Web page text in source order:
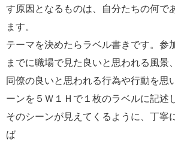
す原因となるものは、自分たちの何で
ます。
テーマを決めたらラベル書きです。参
までに職場で見た良いと思われる風景
同僚の良いと思われる行為や行動を思
ーンを５Ｗ１Ｈで１枚のラベルに記述
そのシーンが見えてくるように、丁寧
ば